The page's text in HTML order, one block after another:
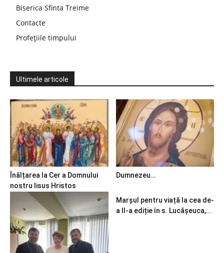
Biserica Sfinta Treime
Contacte
Profețiile timpului
Ultimele articole
Înălțarea la Cer a Domnului
nostru Iisus Hristos
Dumnezeu…
Marșul pentru viață la cea de-
a II-a ediție în s. Lucășeuca,...